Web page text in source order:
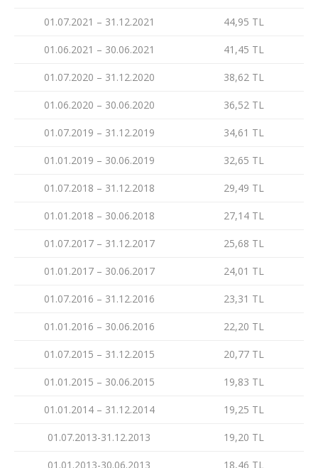
01.07.2021 – 31.12.2021 44,95 TL
01.06.2021 – 30.06.2021 41,45 TL
01.07.2020 – 31.12.2020 38,62 TL
01.06.2020 – 30.06.2020 36,52 TL
01.07.2019 – 31.12.2019 34,61 TL
01.01.2019 – 30.06.2019 32,65 TL
01.07.2018 – 31.12.2018 29,49 TL
01.01.2018 – 30.06.2018 27,14 TL
01.07.2017 – 31.12.2017 25,68 TL
01.01.2017 – 30.06.2017 24,01 TL
01.07.2016 – 31.12.2016 23,31 TL
01.01.2016 – 30.06.2016 22,20 TL
01.07.2015 – 31.12.2015 20,77 TL
01.01.2015 – 30.06.2015 19,83 TL
01.01.2014 – 31.12.2014 19,25 TL
01.07.2013-31.12.2013 19,20 TL
01.01.2013-30.06.2013 18,46 TL